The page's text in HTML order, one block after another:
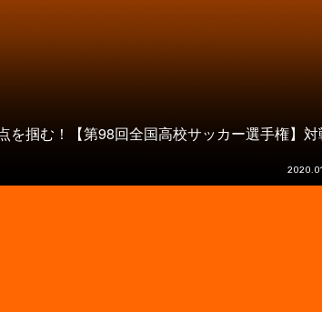
を掴む！【第98回全国高校サッカー選手権】対